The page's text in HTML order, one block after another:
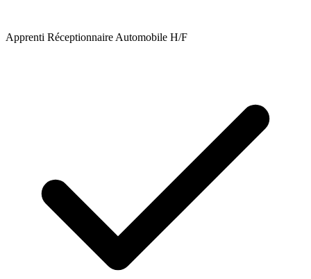
Apprenti Réceptionnaire Automobile H/F